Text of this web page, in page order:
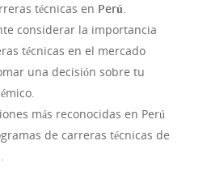
técnicas en Perú.
considerar la importancia
técnicas en el mercado
una decisión sobre tu
más reconocidas en Perú
de carreras técnicas de